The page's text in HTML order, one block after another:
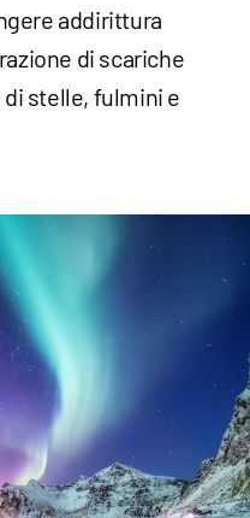
addirittura
di scariche
stelle, fulmini e